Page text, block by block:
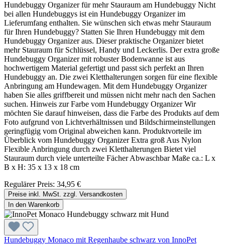
Hundebuggy Organizer für mehr Stauraum am Hundebuggy Nicht
bei allen Hundebuggys ist ein Hundebuggy Organizer im
Lieferumfang enthalten. Sie wünschen sich etwas mehr Stauraum
für Ihren Hundebuggy? Statten Sie Ihren Hundebuggy mit dem
Hundebuggy Organizer aus. Dieser praktische Organizer bietet
mehr Stauraum für Schlüssel, Handy und Leckerlis. Der extra große
Hundebuggy Organizer mit robuster Bodenwanne ist aus
hochwertigem Material gefertigt und passt sich perfekt an Ihren
Hundebuggy an. Die zwei Kletthalterungen sorgen für eine flexible
Anbringung am Hundewagen. Mit dem Hundebuggy Organizer
haben Sie alles griffbereit und müssen nicht mehr nach den Sachen
suchen. Hinweis zur Farbe vom Hundebuggy Organizer Wir
möchten Sie darauf hinweisen, dass die Farbe des Produkts auf dem
Foto aufgrund von Lichtverhältnissen und Bildschirmeinstellungen
geringfügig vom Original abweichen kann. Produktvorteile im
Überblick vom Hundebuggy Organizer Extra groß Aus Nylon
Flexible Anbringung durch zwei Kletthalterungen Bietet viel
Stauraum durch viele unterteilte Fächer Abwaschbar Maße ca.: L x
B x H: 35 x 13 x 18 cm
Regulärer Preis: 34,95 €
Preise inkl. MwSt. zzgl. Versandkosten
In den Warenkorb
Hundebuggy Monaco mit Regenhaube schwarz von InnoPet